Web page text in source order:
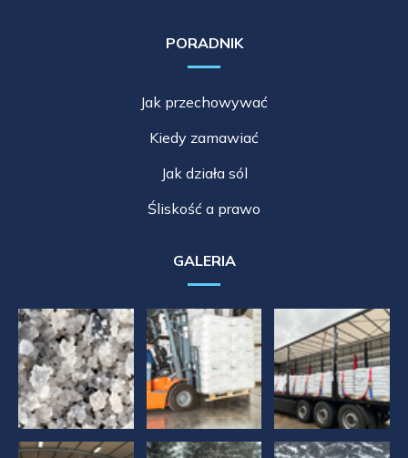
PORADNIK
Jak przechowywać
Kiedy zamawiać
Jak działa sól
Śliskość a prawo
GALERIA